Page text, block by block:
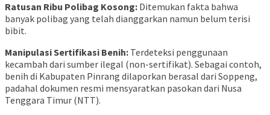
Ratusan Ribu Polibag Kosong: Ditemukan fakta bahwa
banyak polibag yang telah dianggarkan namun belum terisi
bibit.
Manipulasi Sertifikasi Benih: Terdeteksi penggunaan
kecambah dari sumber ilegal (non-sertifikat). Sebagai contoh,
benih di Kabupaten Pinrang dilaporkan berasal dari Soppeng,
padahal dokumen resmi mensyaratkan pasokan dari Nusa
Tenggara Timur (NTT).